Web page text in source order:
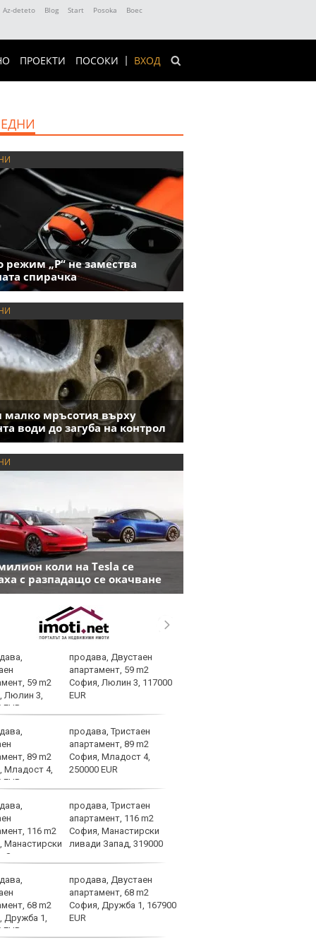
Az-deteto Blog Start Posoka
Boec
ВХОД
ПРОЕКТИ ПОСОКИ
режим „P“ не замества
спирачка
малко мръсотия върху
води до загуба на контрол
коли на Tesla се
с разпадащо се окачване
продава, Двустаен
апартамент, 59 m2
София, Люлин 3, 117000
EUR
продава, Тристаен
апартамент, 89 m2
София, Младост 4,
250000 EUR
продава, Тристаен
апартамент, 116 m2
София, Манастирски
ливади Запад, 319000
продава, Двустаен
апартамент, 68 m2
София, Дружба 1, 167900
EUR